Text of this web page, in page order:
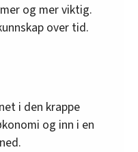
og mer viktig.
over tid.
i den krappe
og inn i en